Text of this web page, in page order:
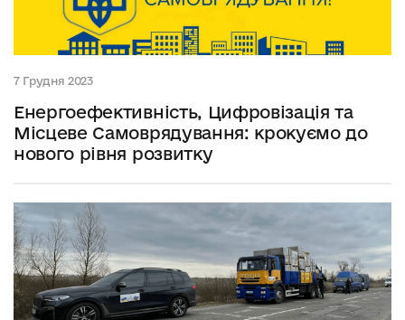
7 Грудня 2023
Енергоефективність, Цифровізація та
Місцеве Самоврядування: крокуємо до
нового рівня розвитку